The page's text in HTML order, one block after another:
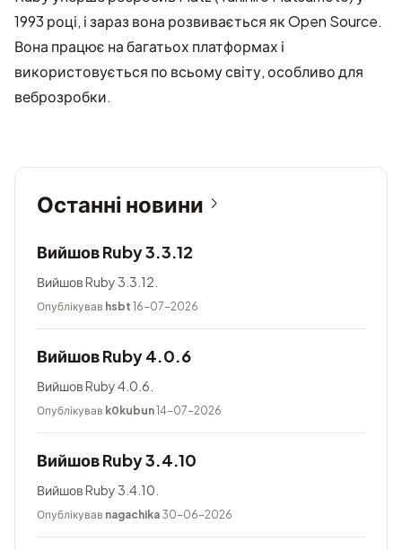
1993 році, і зараз вона розвивається як Open Source.
Вона працює на багатьох платформах і
використовується по всьому світу, особливо для
веброзробки.
Останні новини
Вийшов Ruby 3.3.12
Вийшов Ruby 3.3.12.
Опублікував hsbt 16-07-2026
Вийшов Ruby 4.0.6
Вийшов Ruby 4.0.6.
Опублікував k0kubun14-07-2026
Вийшов Ruby 3.4.10
Вийшов Ruby 3.4.10.
Опублікував nagachika 30-06-2026